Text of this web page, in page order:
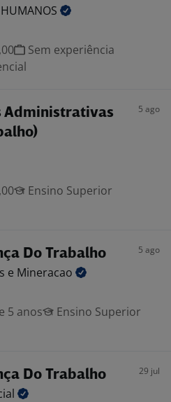
HUMANOS
Sem experiência
Administrativas
5 ago
Ensino Superior
Do Trabalho 5 ago
e Mineracao
5 anos
Ensino Superior
Do Trabalho 29 jul